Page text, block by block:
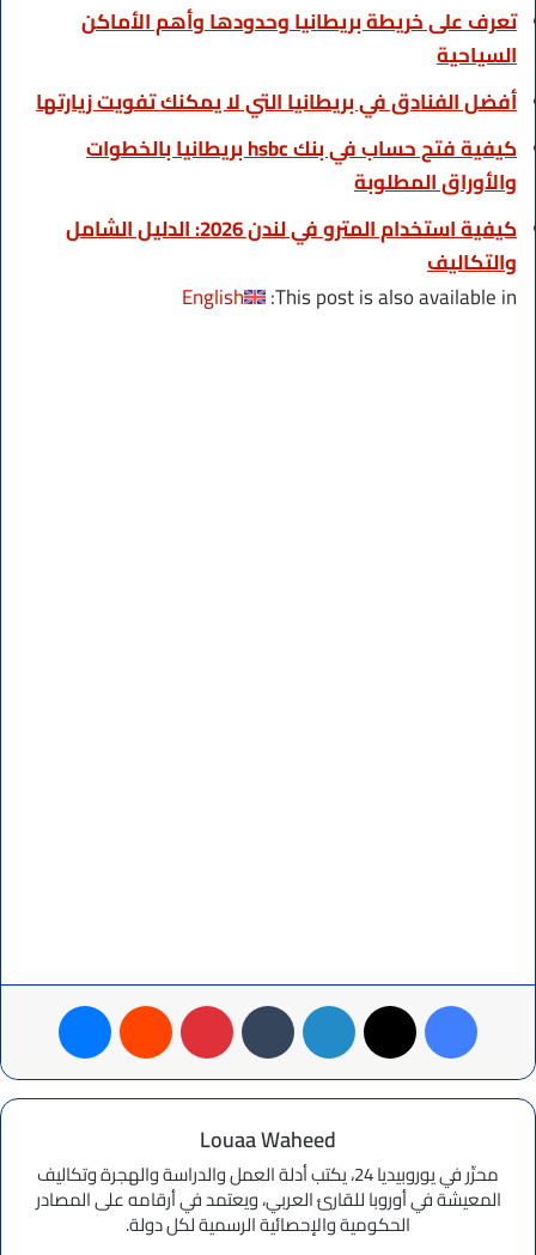
تعرف على خريطة بريطانيا وحدودها وأهم الأماكن
السياحية
أفضل الفنادق في بريطانيا التي لا يمكنك تفويت زيارتها
كيفية فتح حساب في بنك hsbc بريطانيا بالخطوات
والأوراق المطلوبة
كيفية استخدام المترو في لندن 2026: الدليل الشامل
والتكاليف
This post is also available in:
English
فيسبوك لينكدإن بينتيريست ماسنجر
Louaa Waheed
محرِّر في يوروبيديا 24، يكتب أدلة العمل والدراسة والهجرة وتكاليف
المعيشة في أوروبا للقارئ العربي، ويعتمد في أرقامه على المصادر
الحكومية والإحصائية الرسمية لكل دولة.